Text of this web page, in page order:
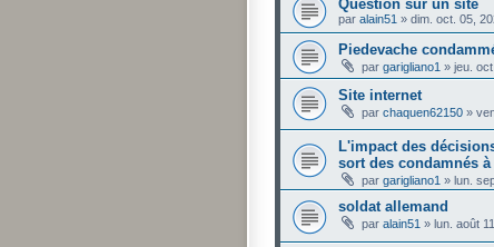
Question sur un site
par alain51 » dim. oct. 05,
Piedevache
par garigliano1 » jeu.
Site internet
par chaquen62150 »
L'impact des
sort des condamnés
par garigliano1 » lun.
soldat allemand
par alain51 » lun. août